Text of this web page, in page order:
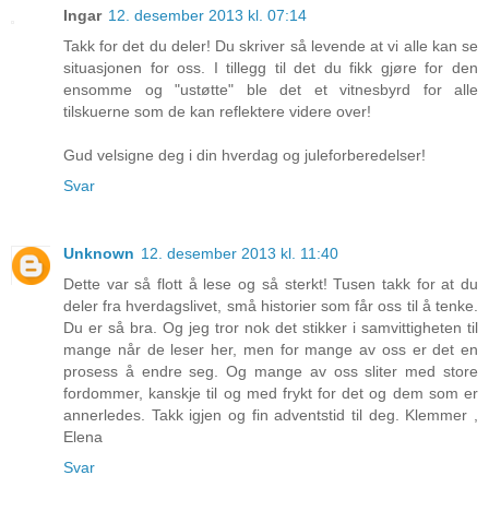
Ingar 12. desember 2013 kl. 07:14
Takk for det du deler! Du skriver så levende at vi alle kan se
situasjonen for oss. I tillegg til det du fikk gjøre for den
ensomme og "ustøtte" ble det et vitnesbyrd for alle
tilskuerne som de kan reflektere videre over!
Gud velsigne deg i din hverdag og juleforberedelser!
Svar
Unknown 12. desember 2013 kl. 11:40
Dette var så flott å lese og så sterkt! Tusen takk for at du
deler fra hverdagslivet, små historier som får oss til å tenke.
Du er så bra. Og jeg tror nok det stikker i samvittigheten til
mange når de leser her, men for mange av oss er det en
prosess å endre seg. Og mange av oss sliter med store
fordommer, kanskje til og med frykt for det og dem som er
annerledes. Takk igjen og fin adventstid til deg. Klemmer ,
Elena
Svar